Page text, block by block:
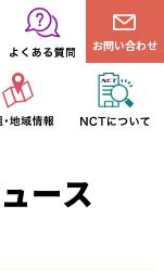
お問い合わせ
ース